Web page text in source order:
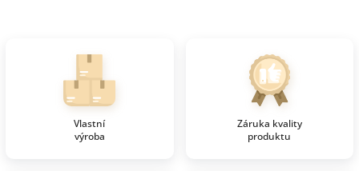
Vlastní
výroba
Záruka kvality
produktu